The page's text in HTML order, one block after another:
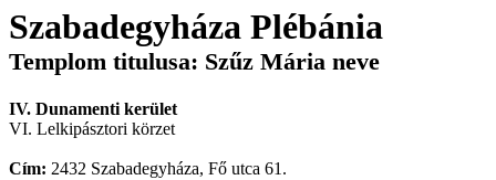
Szabadegyháza Plébánia
Templom titulusa: Szűz Mária neve
IV. Dunamenti kerület
VI. Lelkipásztori körzet
Cím: 2432 Szabadegyháza, Fő utca 61.